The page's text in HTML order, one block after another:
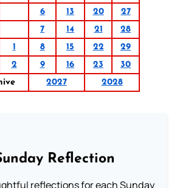
6 13 20
27
7 14 21
28
1 8 15 22
29
2 9 16 23
30
2027 2028
Reflection
reflections for each Sunday